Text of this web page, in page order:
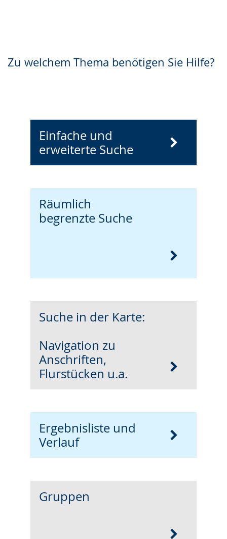
Zu welchem Thema benötigen Sie Hilfe?
Einfache und
erweiterte Suche
Räumlich
begrenzte Suche
Suche in der Karte:
Navigation zu
Anschriften,
Flurstücken u.a.
Ergebnisliste und
Verlauf
Gruppen